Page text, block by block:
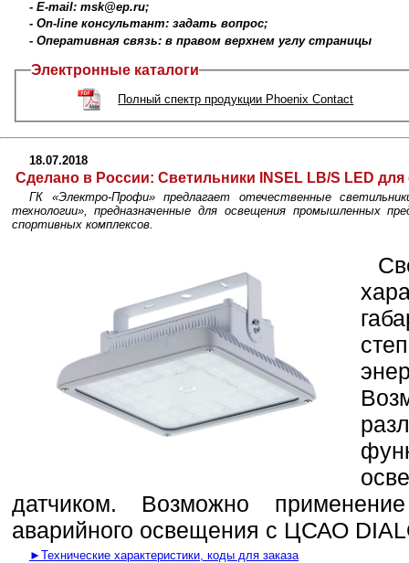
- E-mail: msk@ep.ru;
- On-line консультант: задать вопрос;
- Оперативная связь: в правом верхнем углу страницы
Электронные каталоги
Полный спектр продукции Phoenix Contact
18.07.2018
Сделано в России: Светильники INSEL LB/S LED
ГК «Электро-Профи» предлагает отечественные
технологии», предназначенные для освещения промышленных
спортивных комплексов.
датчиком. Возможно
аварийного освещения с ЦСАО
►Технические характеристики, коды для заказа